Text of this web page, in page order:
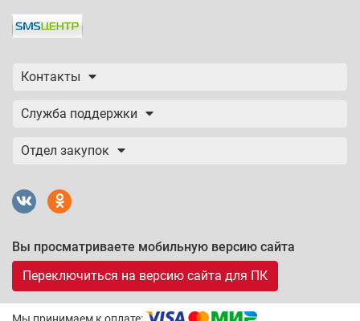
Контакты
Служба поддержки
Отдел закупок
Вы просматриваете мобильную версию сайта
Переключиться на версию сайта для ПК
Мы принимаем к оплате: